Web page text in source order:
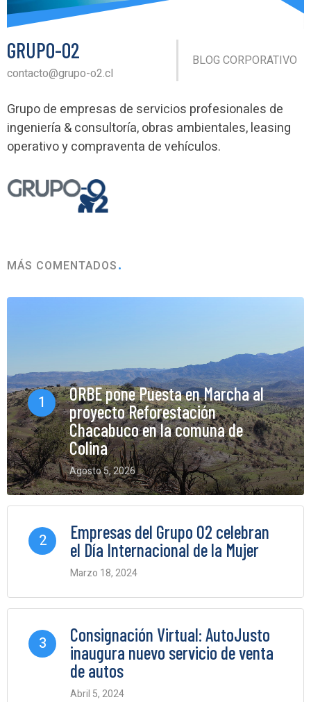
GRUPO-O2
contacto@grupo-o2.cl
BLOG CORPORATIVO
Grupo de empresas de servicios profesionales de
ingeniería & consultoría, obras ambientales, leasing
operativo y compraventa de vehículos.
MÁS COMENTADOS
1
ORBE pone Puesta en Marcha al
proyecto Reforestación
Chacabuco en la comuna de
Colina
Agosto 5, 2026
0 Comments
2
Empresas del Grupo O2 celebran
el Día Internacional de la Mujer
Marzo 18, 2024
3
Consignación Virtual: AutoJusto
inaugura nuevo servicio de venta
de autos
Abril 5, 2024